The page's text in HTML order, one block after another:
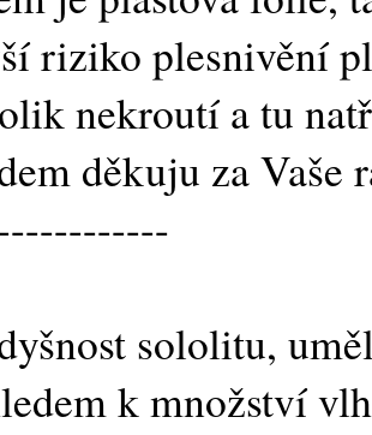
riziko plesnivění
nekroutí a tu
děkuju za Vaše
sololitu,
k množství